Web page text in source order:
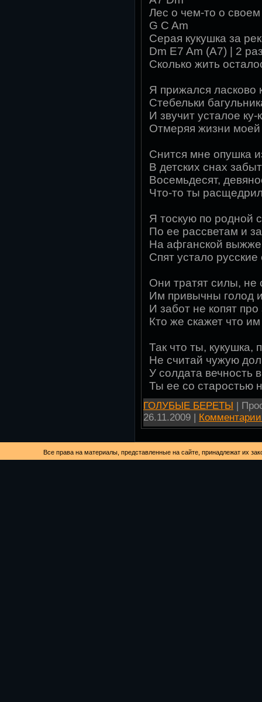
Лес о чем-то о своем
G C Am
Серая кукушка за
Dm E7 Am (A7) | 2
Сколько жить
Я прижался ласково
Стебельки
И звучит усталое ку-
Отмеряя жизни
Снится мне опушка
В детских снах
Восемьдесят,
Что-то ты
Я тоскую по родной
По ее рассветам и
На афганской
Спят устало
Они тратят силы, не
Им привычны голод
И забот не копят про
Кто же скажет что
Так что ты, кукушка,
Не считай чужую
У солдата вечность
Ты ее со старостью
ГОЛУБЫЕ БЕРЕТЫ |
26.11.2009 |
Все права на материалы, представленные на сайте, принадлежат их